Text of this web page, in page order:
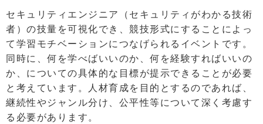
セキュリティエンジニア（セキュリティがわかる技術
者）の技量を可視化でき、競技形式にすることによっ
て学習モチベーションにつなげられるイベントです。
同時に、何を学べばいいのか、何を経験すればいいの
か、についての具体的な目標が提示できることが必要
と考えています。人材育成を目的とするのであれば、
継続性やジャンル分け、公平性等について深く考慮す
る必要があります。